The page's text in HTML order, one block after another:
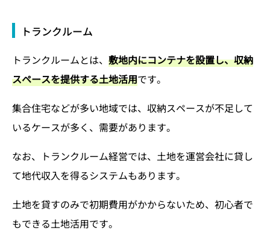
トランクルーム
トランクルームとは、 敷地内にコンテナを設置し、収納
スペースを提供する土地活用です。
集合住宅などが多い地域では、収納スペースが不足して
いるケースが多く、需要があります。
なお、トランクルーム経営では、土地を運営会社に貸し
て地代収入を得るシステムもあります。
土地を貸すのみで初期費用がかからないため、初心者で
もできる土地活用です。